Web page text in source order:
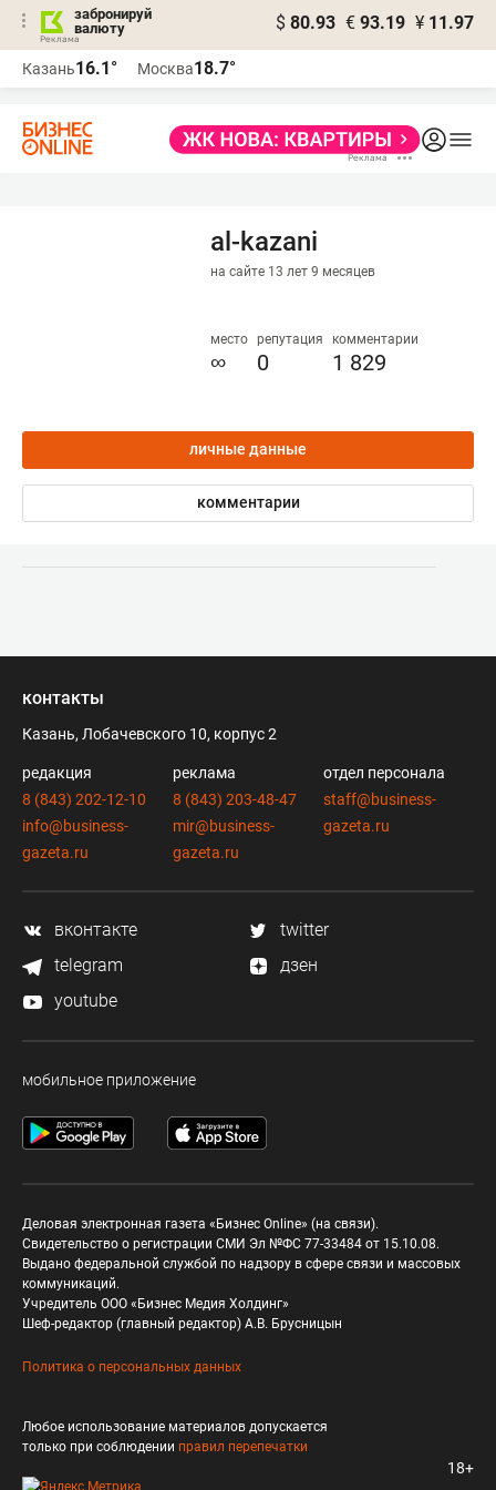
забронируй
валюту
$ 80.93 € 93.19 ¥ 11.97
Казань16.1° Москва18.7°
al-kazani
на сайте 13 лет 9 месяцев
место
∞
репутация
0
комментарии
1 829
личные данные
комментарии
контакты
Казань, Лобачевского 10, корпус 2
редакция
8 (843) 202-12-10
info@business-
gazeta.ru
реклама
8 (843) 203-48-47
mir@business-
gazeta.ru
отдел персонала
staff@business-
gazeta.ru
вконтакте
twitter
telegram
дзен
youtube
мобильное приложение
Деловая электронная газета «Бизнес Online» (на связи).
Свидетельство о регистрации СМИ Эл №ФС 77-33484 от 15.10.08.
Выдано федеральной службой по надзору в сфере связи и массовых
коммуникаций.
Учредитель ООО «Бизнес Медия Холдинг»
Шеф-редактор (главный редактор) А.В. Брусницын
Политика о персональных данных
Любое использование материалов допускается
только при соблюдении правил перепечатки
18+